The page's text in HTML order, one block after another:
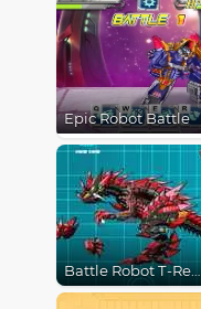
Epic Robot Battle
Battle Robot T-Rex Age